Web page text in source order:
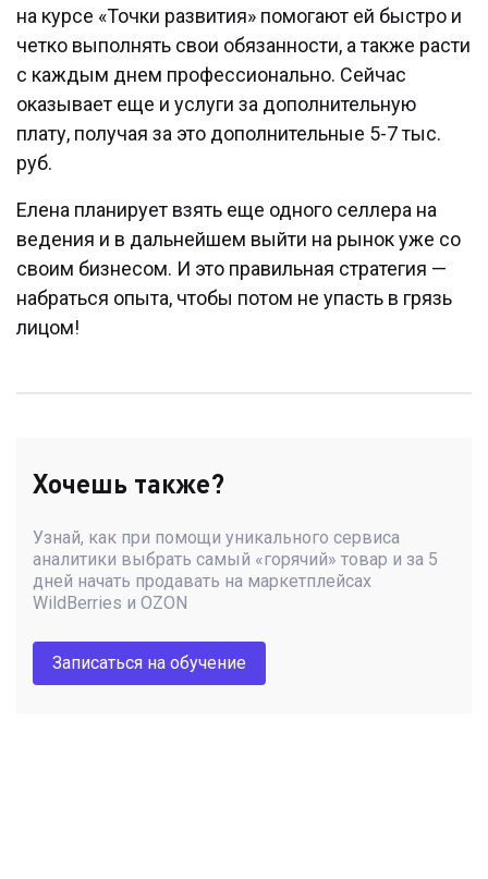
на курсе «Точки развития» помогают ей быстро и
четко выполнять свои обязанности, а также расти
с каждым днем профессионально. Сейчас
оказывает еще и услуги за дополнительную
плату, получая за это дополнительные 5-7 тыс.
руб.
Елена планирует взять еще одного селлера на
ведения и в дальнейшем выйти на рынок уже со
своим бизнесом. И это правильная стратегия —
набраться опыта, чтобы потом не упасть в грязь
лицом!
Хочешь также?
Узнай, как при помощи уникального сервиса
аналитики выбрать самый «горячий» товар и за 5
дней начать продавать на маркетплейсах
WildBerries и OZON
Записаться на обучение